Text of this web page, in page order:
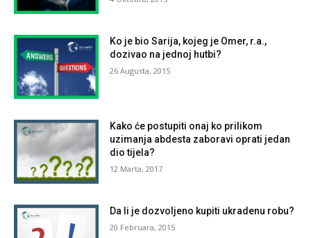
Ko je bio Sarija, kojeg je Omer, r.a.,
dozivao na jednoj hutbi?
26 Augusta, 2015
Kako će postupiti onaj ko prilikom
uzimanja abdesta zaboravi oprati jedan
dio tijela?
12 Marta, 2017
Da li je dozvoljeno kupiti ukradenu robu?
20 Februara, 2015